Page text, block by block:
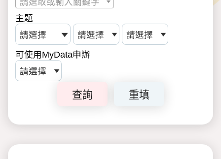
請選取或輸入關鍵字
主題
可使用MyData申辦
查詢 重填